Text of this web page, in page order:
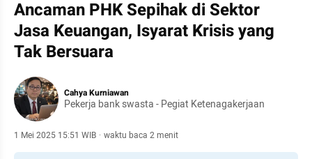
Ancaman PHK Sepihak di Sektor
Jasa Keuangan, Isyarat Krisis yang
Tak Bersuara
Cahya Kurniawan
Pekerja bank swasta - Pegiat Ketenagakerjaan
1 Mei 2025 15:51 WIB · waktu baca 2 menit